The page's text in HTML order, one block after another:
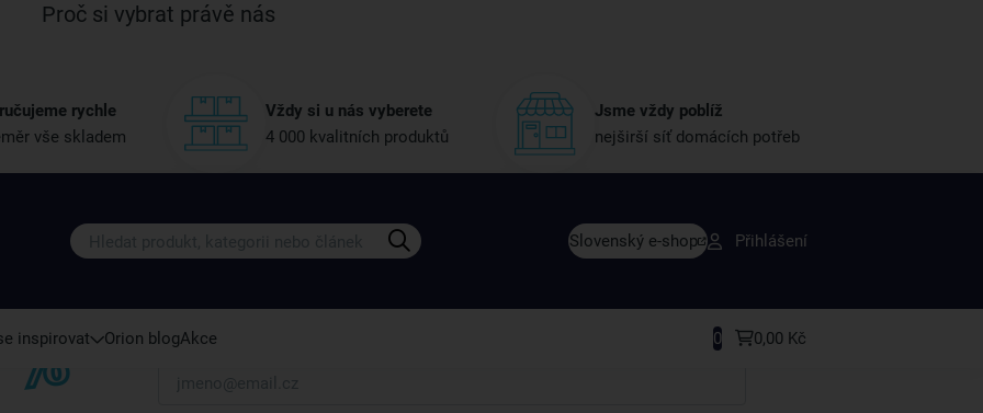
Proč si vybrat právě nás
rychle
vše skladem
Vždy si u nás vyberete
4 000 kvalitních produktů
Jsme vždy poblíž
nejširší síť domácích potřeb
Slovenský e-shop Přihlášení
inspirovat Orion blogAkce 0 0,00 Kč
Přihlaste se k odběru našeho newsletteru.
Váš e-mail